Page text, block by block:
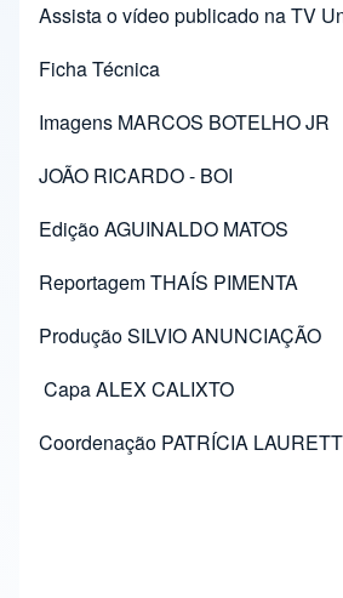
Assista o vídeo publicado na TV
Ficha Técnica
Imagens MARCOS BOTELHO JR
JOÃO RICARDO - BOI
Edição AGUINALDO MATOS
Reportagem THAÍS PIMENTA
Produção SILVIO ANUNCIAÇÃO
Capa ALEX CALIXTO
Coordenação PATRÍCIA